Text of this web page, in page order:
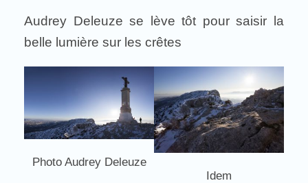
Audrey Deleuze se lève tôt pour saisir la
belle lumière sur les crêtes
Photo Audrey Deleuze
Idem